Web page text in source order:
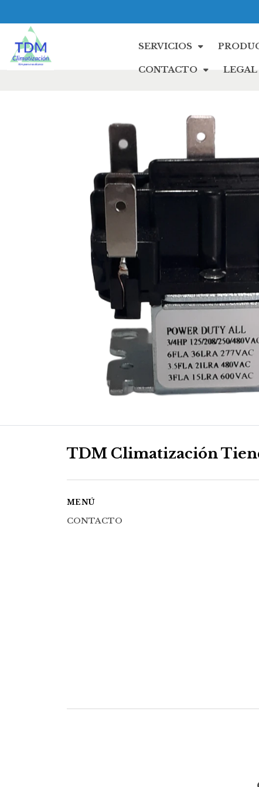
SERVICIOS
CONTACTO LEGAL
TDM Climatización
MENÚ
CONTACTO